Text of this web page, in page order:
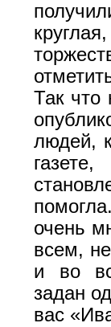
Так что
людей,
очень
всем,
и во
задан
вас